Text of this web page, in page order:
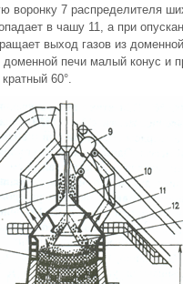
воронку 7 распределителя
в чашу 11, а при
выход газов из
печи малый конус и
60°.